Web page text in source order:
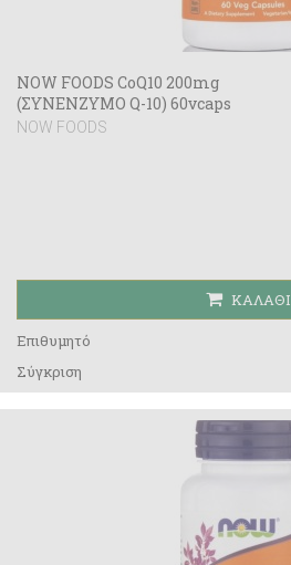
NOW FOODS CoQ10 200mg
(ΣΥΝΕΝΖΥΜΟ Q-10) 60vcaps
NOW FOODS
ΚΑΛΆΘΙ
Επιθυμητό
Σύγκριση